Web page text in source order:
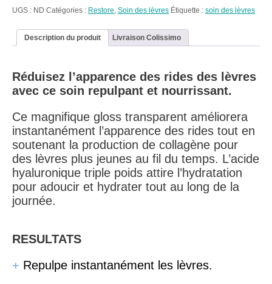
Gloss
~
volume
UGS : ND Catégories : Restore Soin des lèvres Étiquette : soin des lèvres
Description du produit Livraison Colissimo
Réduisez l’apparence des rides des lèvres
avec ce soin repulpant et nourrissant.
Ce magnifique gloss transparent améliorera
instantanément l’apparence des rides tout en
soutenant la production de collagène pour
des lèvres plus jeunes au fil du temps. L’acide
hyaluronique triple poids attire l’hydratation
pour adoucir et hydrater tout au long de la
journée.
RESULTATS
+ Repulpe instantanément les lèvres.